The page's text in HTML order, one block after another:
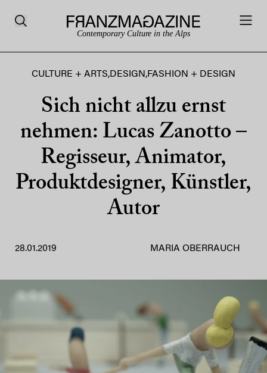
Contemporary Culture in the Alps
CULTURE + ARTS,DESIGN ,FASHION + DESIGN
Sich nicht allzu ernst
nehmen: Lucas Zanotto –
Regisseur, Animator,
Produktdesigner, Künstler,
Autor
28.01.2019 MARIA OBERRAUCH